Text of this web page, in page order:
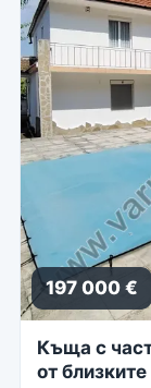
197 000 €
Къща с
от